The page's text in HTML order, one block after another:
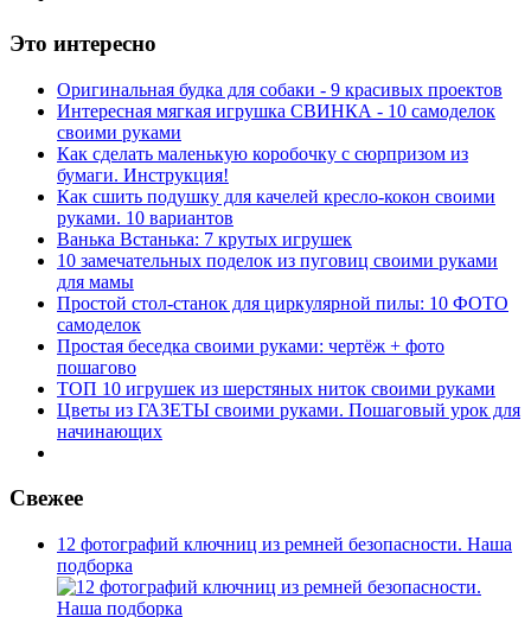
Это интересно
Оригинальная будка для собаки - 9 красивых проектов
Интересная мягкая игрушка СВИНКА - 10 самоделок
своими руками
Как сделать маленькую коробочку с сюрпризом из
бумаги. Инструкция!
Как сшить подушку для качелей кресло-кокон своими
руками. 10 вариантов
Ванька Встанька: 7 крутых игрушек
10 замечательных поделок из пуговиц своими руками
для мамы
Простой стол-станок для циркулярной пилы: 10 ФОТО
самоделок
Простая беседка своими руками: чертёж + фото
пошагово
ТОП 10 игрушек из шерстяных ниток своими руками
Цветы из ГАЗЕТЫ своими руками. Пошаговый урок для
начинающих
Свежее
12 фотографий ключниц из ремней безопасности. Наша
подборка